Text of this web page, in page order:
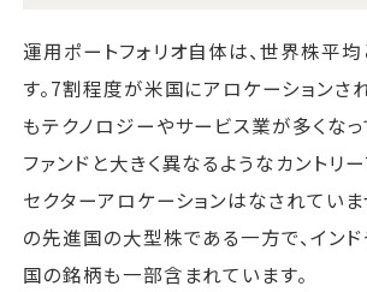
運用ポートフォリオ自体は、世界株平
す。7割程度が米国にアロケーションさ
もテクノロジーやサービス業が多くなっ
ファンドと大きく異なるようなカントリー
セクターアロケーションはなされてい
の先進国の大型株である一方で、イン
国の銘柄も一部含まれています。